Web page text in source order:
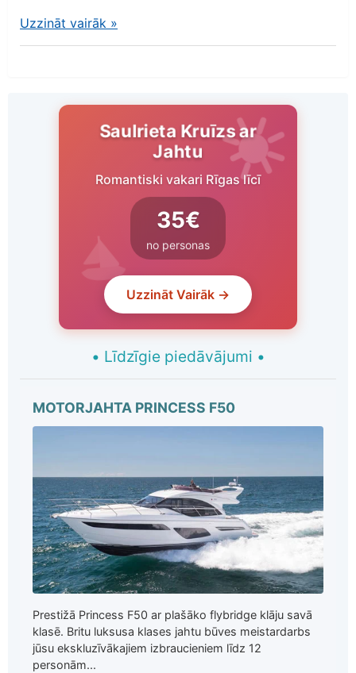
Uzzināt vairāk »
Saulrieta Kruīzs ar
Jahtu
Romantiski vakari Rīgas līcī
35€
no personas
Uzzināt Vairāk →
• Līdzīgie piedāvājumi •
MOTORJAHTA PRINCESS F50
Prestižā Princess F50 ar plašāko flybridge klāju savā
klasē. Britu luksusa klases jahtu būves meistardarbs
jūsu ekskluzīvākajiem izbraucieniem līdz 12
personām...